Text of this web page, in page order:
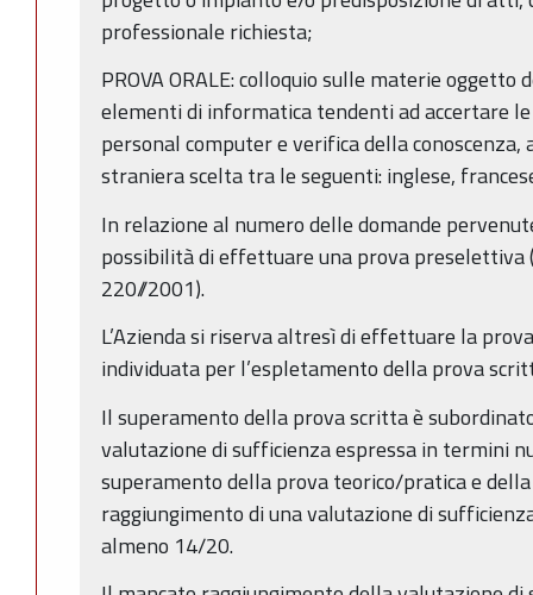
professionale richiesta;
PROVA ORALE: colloquio sulle materie
elementi di informatica tendenti ad accertare
personal computer e verifica della
straniera scelta tra le seguenti: inglese,
In relazione al numero delle domande
possibilità di effettuare una prova preselettiva
220//2001).
L’Azienda si riserva altresì di effettuare la
individuata per l’espletamento della prova
Il superamento della prova scritta è
valutazione di sufficienza espressa in termini
superamento della prova teorico/pratica e
raggiungimento di una valutazione di
almeno 14/20.